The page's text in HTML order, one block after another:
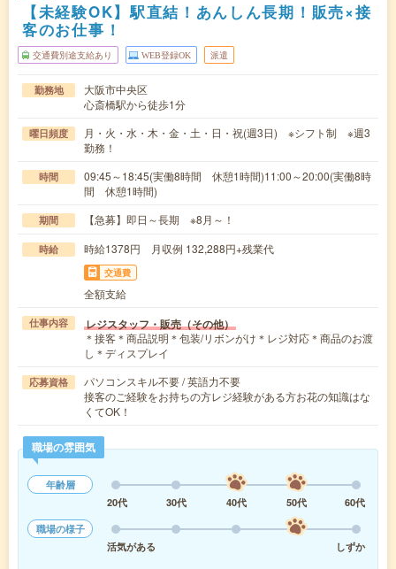
【未経験OK】駅直結！あんしん長期！販売×接
客のお仕事！
交通費別途支給あり WEB登録OK 派遣
勤務地
大阪市中央区
心斎橋駅から徒歩1分
曜日頻度
月・火・水・木・金・土・日・祝(週3日) ※シフト制 ※週3
勤務！
時間
09:45～18:45(実働8時間 休憩1時間)11:00～20:00(実働8時
間 休憩1時間)
期間 【急募】即日～長期 ※8月～！
時給 時給1378円 月収例 132,288円+残業代
交通費
全額支給
仕事内容 レジスタッフ・販売（その他）
＊接客＊商品説明＊包装/リボンがけ＊レジ対応＊商品のお渡
し＊ディスプレイ
応募資格
パソコンスキル不要 / 英語力不要
接客のご経験をお持ちの方レジ経験がある方お花の知識はな
くてOK！
職場の雰囲気
年齢層
20代
30代 40代 50代
60代
職場の様子
活気がある
しずか